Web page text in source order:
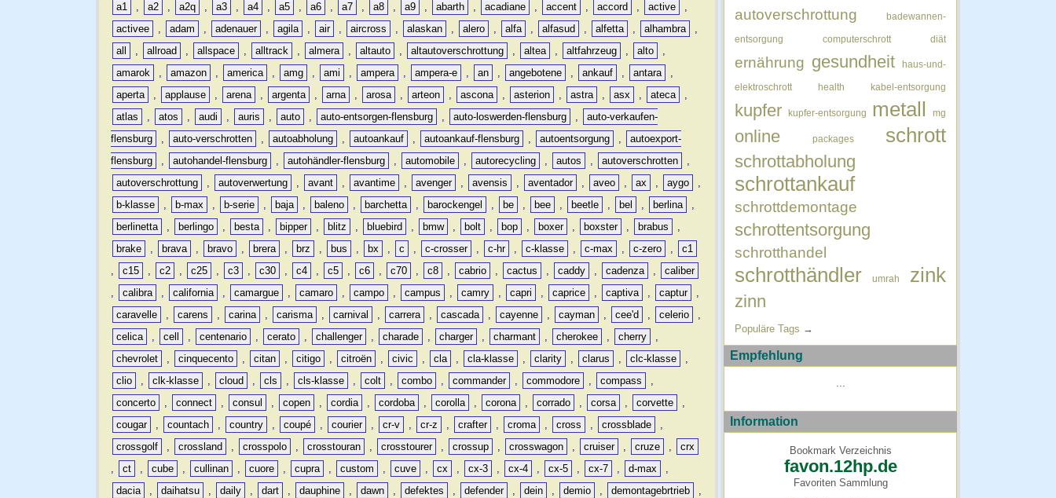
a1
, a2 , a2q , a3 , a4 , a5 , a6 , a7 , a8 , a9 , abarth , acadiane , accent , accord , active
,
activee
, adam , adenauer , agila , air , aircross , alaskan , alero , alfa , alfasud , alfetta , alhambra
,
all
, allroad , allspace , alltrack , almera , altauto , altautoverschrottung , altea , altfahrzeug , alto
,
amarok
, amazon , america , amg , ami , ampera , ampera-e , an , angebotene , ankauf , antara
,
aperta
, applause , arena , argenta , arna , arosa , arteon , ascona , asterion , astra , asx , ateca
,
atlas
, atos , audi , auris , auto , auto-entsorgen-flensburg , auto-loswerden-flensburg ,
auto-verkaufen-
flensburg
, auto-verschrotten , autoabholung , autoankauf , autoankauf-flensburg , autoentsorgung ,
autoexport-
flensburg
, autohandel-flensburg , autohändler-flensburg , automobile , autorecycling , autos , autoverschrotten
,
autoverschrottung
, autoverwertung , avant , avantime , avenger , avensis , aventador , aveo , ax , aygo
,
b-klasse
, b-max , b-serie , baja , baleno , barchetta , barockengel , be , bee , beetle , bel , berlina
,
berlinetta
, berlingo , besta , bipper , blitz , bluebird , bmw , bolt , bop , boxer , boxster , brabus
,
brake
, brava , bravo , brera , brz , bus , bx , c , c-crosser , c-hr , c-klasse , c-max , c-zero ,
c1
,
c15 , c2 , c25 , c3 , c30 , c4 , c5 , c6 , c70 , c8 , cabrio , cactus , caddy , cadenza ,
caliber
,
calibra , california , camargue , camaro , campo , campus , camry , capri , caprice , captiva , captur
,
caravelle
, carens , carina , carisma , carnival , carrera , cascada , cayenne , cayman , cee'd , celerio
,
celica
, cell , centenario , cerato , challenger , charade , charger , charmant , cherokee , cherry
,
chevrolet
, cinquecento , citan , citigo , citroën , civic , cla , cla-klasse , clarity , clarus , clc-klasse
,
clio
, clk-klasse , cloud , cls , cls-klasse , colt , combo , commander , commodore , compass
,
concerto
, connect , consul , copen , cordia , cordoba , corolla , corona , corrado , corsa , corvette
,
cougar
, countach , country , coupé , courier , cr-v , cr-z , crafter , croma , cross , crossblade
,
crossgolf
, crossland , crosspolo , crosstouran , crosstourer , crossup , crosswagon , cruiser , cruze ,
crx
,
ct , cube , cullinan , cuore , cupra , custom , cuve , cx , cx-3 , cx-4 , cx-5 , cx-7 , d-max
,
dacia
, daihatsu , daily , dart , dauphine , dawn , defektes , defender , dein , demio , demontagebrtrieb
,
autoverschrottung badewannen-
entsorgung computerschrott diät
ernährung gesundheit haus-und-
elektroschrott health kabel-entsorgung
kupfer kupfer-entsorgung metall mg
online packages schrott
schrottabholung
schrottankauf
schrottdemontage
schrottentsorgung
schrotthandel
schrotthändler umrah zink
zinn
Populäre Tags →
Empfehlung
Information
Bookmark Verzeichnis
favon.12hp.de
Favoriten Sammlung